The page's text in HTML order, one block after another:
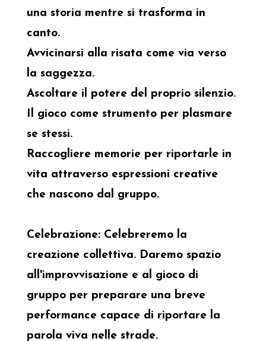
una storia mentre si trasforma in
canto.
Avvicinarsi alla risata come via verso
la saggezza.
Ascoltare il potere del proprio silenzio.
Il gioco come strumento per plasmare
se stessi.
Raccogliere memorie per riportarle in
vita attraverso espressioni creative
che nascono dal gruppo.
Celebrazione: Celebreremo la
creazione collettiva. Daremo spazio
all'improvvisazione e al gioco di
gruppo per preparare una breve
performance capace di riportare la
parola viva nelle strade.